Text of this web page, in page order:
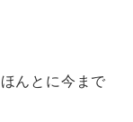
んとに今まで